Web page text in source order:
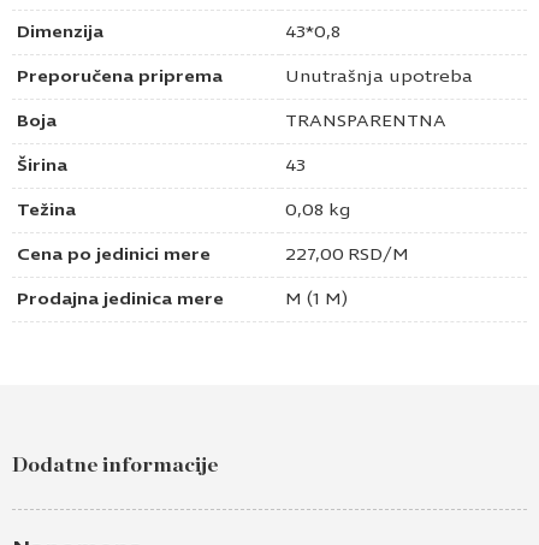
Dimenzija 43*0,8
Preporučena priprema Unutrašnja upotreba
Boja TRANSPARENTNA
Širina 43
Težina 0,08 kg
Cena po jedinici mere 227,00 RSD/M
Prodajna jedinica mere M (1 M)
Dodatne informacije